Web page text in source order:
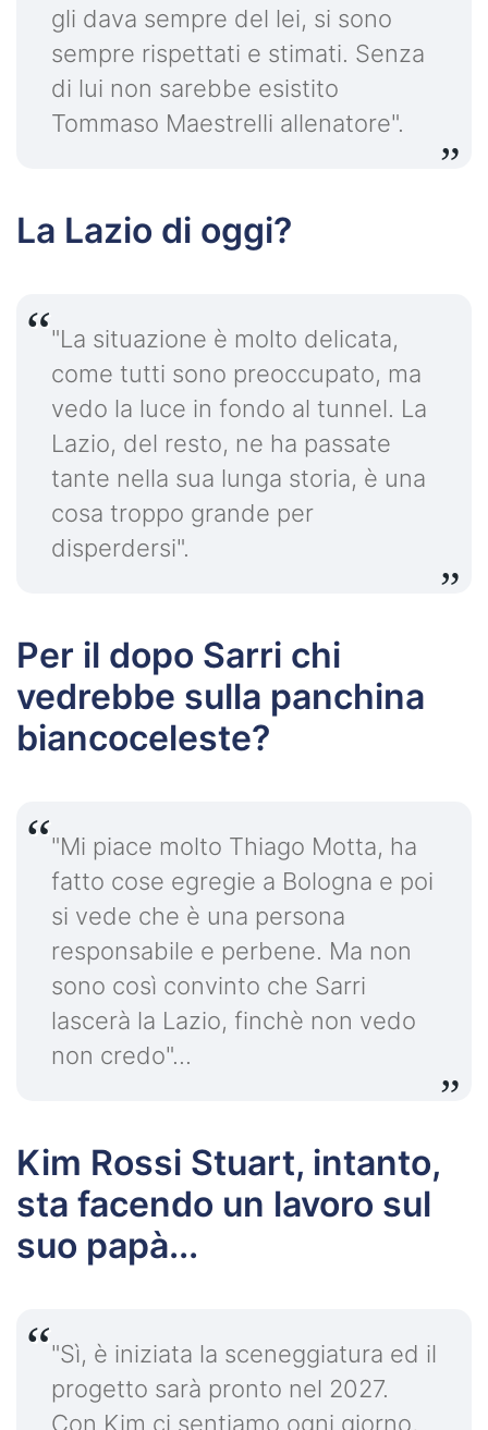
gli dava sempre del lei, si sono
sempre rispettati e stimati. Senza
di lui non sarebbe esistito
Tommaso Maestrelli allenatore".
La Lazio di oggi?
"La situazione è molto delicata,
come tutti sono preoccupato, ma
vedo la luce in fondo al tunnel. La
Lazio, del resto, ne ha passate
tante nella sua lunga storia, è una
cosa troppo grande per
disperdersi".
Per il dopo Sarri chi
vedrebbe sulla panchina
biancoceleste?
"Mi piace molto Thiago Motta, ha
fatto cose egregie a Bologna e poi
si vede che è una persona
responsabile e perbene. Ma non
sono così convinto che Sarri
lascerà la Lazio, finchè non vedo
non credo"...
Kim Rossi Stuart, intanto,
sta facendo un lavoro sul
suo papà...
"Sì, è iniziata la sceneggiatura ed il
progetto sarà pronto nel 2027.
Con Kim ci sentiamo ogni giorno,